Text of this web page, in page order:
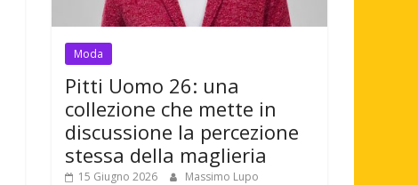
Moda
Pitti Uomo 26: una
collezione che mette in
discussione la percezione
stessa della maglieria
15 Giugno 2026 Massimo Lupo